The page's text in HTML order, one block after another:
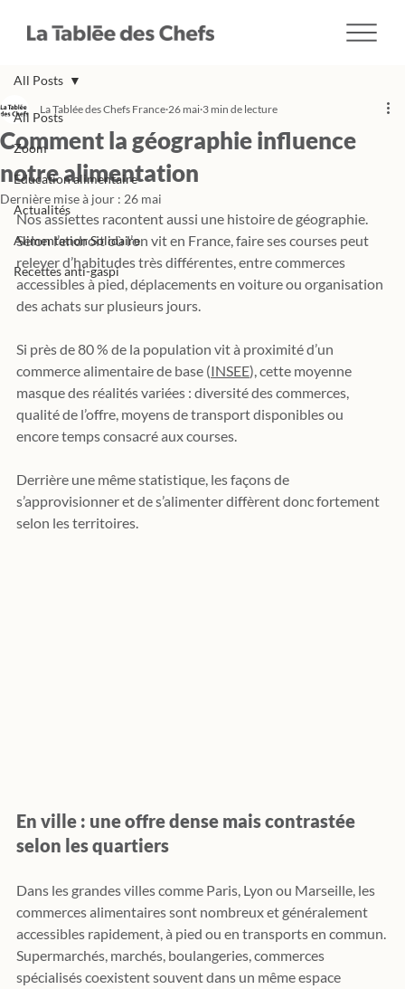
All Posts
Zoom
Education alimentaire
Actualités
Alimentation Solidaire
Recettes anti-gaspi
All Posts
Comment la géographie influence
notre alimentation
La Tablée des Chefs France 26 mai 3 min de lecture
Dernière mise à jour : 26 mai
Nos assiettes racontent aussi une histoire de géographie.
Selon l’endroit où l’on vit en France, faire ses courses peut
relever d’habitudes très différentes, entre commerces
accessibles à pied, déplacements en voiture ou organisation
des achats sur plusieurs jours.
Si près de 80 % de la population vit à proximité d’un
commerce alimentaire de base (INSEE), cette moyenne
masque des réalités variées : diversité des commerces,
qualité de l’offre, moyens de transport disponibles ou
encore temps consacré aux courses.
Derrière une même statistique, les façons de
s’approvisionner et de s’alimenter diffèrent donc fortement
selon les territoires.
En ville : une offre dense mais contrastée
selon les quartiers
Dans les grandes villes comme Paris, Lyon ou Marseille, les
commerces alimentaires sont nombreux et généralement
accessibles rapidement, à pied ou en transports en commun.
Supermarchés, marchés, boulangeries, commerces
spécialisés coexistent souvent dans un même espace